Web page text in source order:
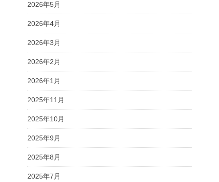
2026年5月
2026年4月
2026年3月
2026年2月
2026年1月
2025年11月
2025年10月
2025年9月
2025年8月
2025年7月